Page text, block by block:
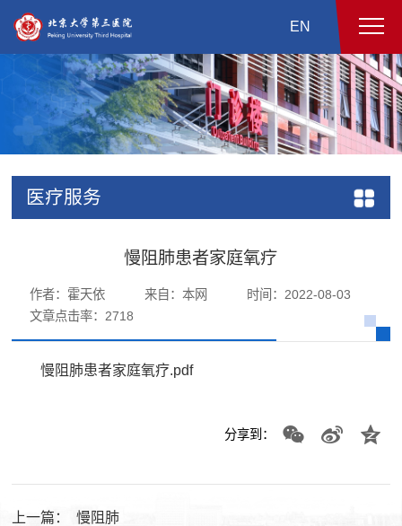
EN
医疗服务
慢阻肺患者家庭氧疗
作者：霍天依 来自：本网
时间：2022-08-03
文章点击率： 2718
慢阻肺患者家庭氧疗.pdf
分享到：
上一篇： 慢阻肺